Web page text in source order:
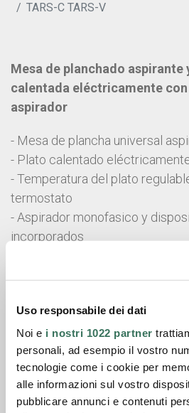
Uso responsabile dei dati
Noi e i nostri 1022 partner
personali, ad esempio il vostro
tecnologie come i cookie per
alle informazioni sul vostro
pubblicare annunci e contenuti
TARS-C TARS-V
Mesa de planchado aspirante
calentada eléctricamente
aspirador
- Mesa de plancha universal
- Plato calentado
- Temperatura del plato
termostato
- Aspirador monofasico y
incorporados
- Plato regulable en altura de
mangas
Ficha técnica
Catálogo general